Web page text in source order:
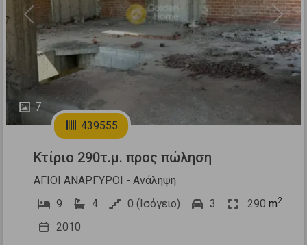
7
Previous Next
439555
Κτίριο 290τ.μ. προς πώληση
ΑΓΙΟΙ ΑΝΑΡΓΥΡΟΙ - Ανάληψη
9
4 0 (Ισόγειο) 3 290 m2
2010